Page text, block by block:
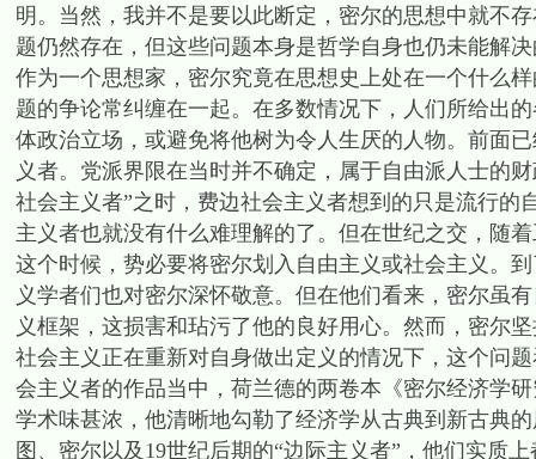
明。当然，我并不是要以此断定，密尔的思想中就不
题仍然存在，但这些问题本身是哲学自身也仍未能解
作为一个思想家，密尔究竟在思想史上处在一个什么
题的争论常纠缠在一起。在多数情况下，人们所给出
体政治立场，或避免将他树为令人生厌的人物。前面
义者。党派界限在当时并不确定，属于自由派人士的
社会主义者”之时，费边社会主义者想到的只是流行
主义者也就没有什么难理解的了。但在世纪之交，随
这个时候，势必要将密尔划入自由主义或社会主义。
义学者们也对密尔深怀敬意。但在他们看来，密尔虽
义框架，这损害和玷污了他的良好用心。然而，密尔
社会主义正在重新对自身做出定义的情况下，这个问
会主义者的作品当中，荷兰德的两卷本《密尔经济学
学术味甚浓，他清晰地勾勒了经济学从古典到新古典
图、密尔以及19世纪后期的“边际主义者”，他们实质